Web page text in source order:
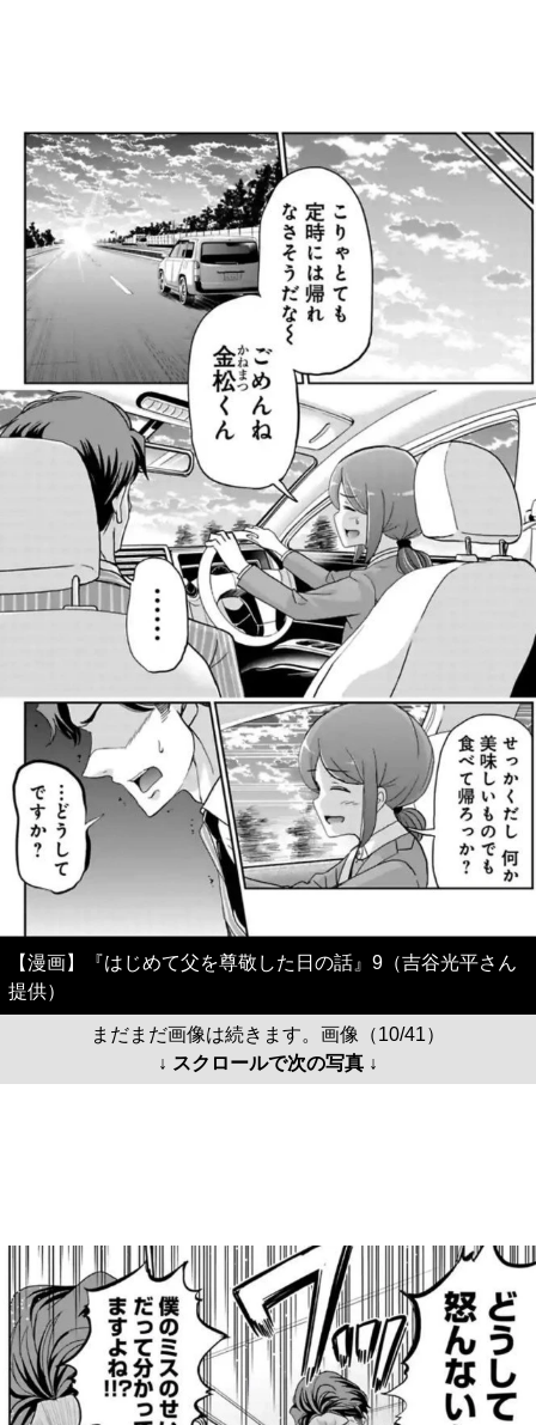
【漫画】『はじめて父を尊敬した日の話』9（吉谷光平さん
提供）
まだまだ画像は続きます。画像（10/41）
↓ スクロールで次の写真 ↓